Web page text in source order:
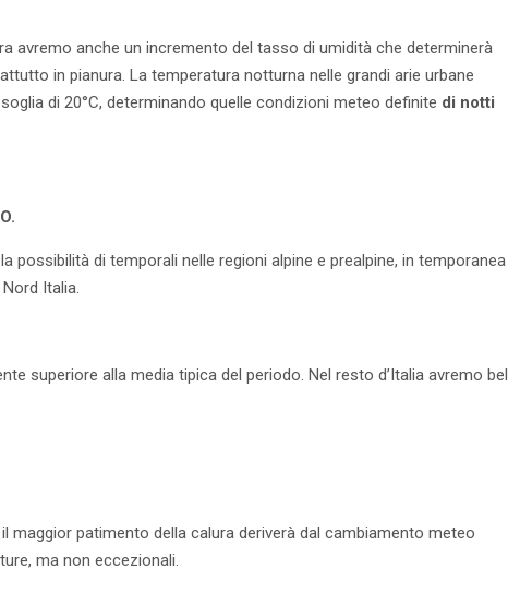
avremo anche un incremento del tasso di umidità che determinerà
in pianura. La temperatura notturna nelle grandi arie urbane
di 20°C, determinando quelle condizioni meteo definite di notti
possibilità di temporali nelle regioni alpine e prealpine, in temporanea
Italia.
superiore alla media tipica del periodo. Nel resto d’Italia avremo bel
maggior patimento della calura deriverà dal cambiamento meteo
ma non eccezionali.